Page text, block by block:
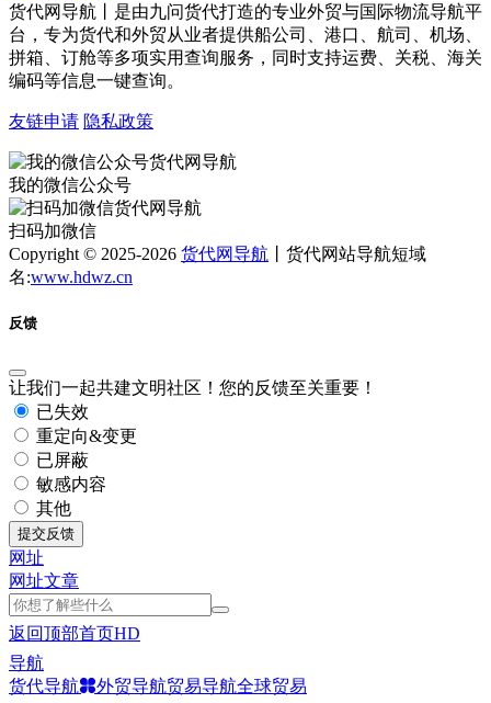
货代网导航丨是由九问货代打造的专业外贸与国际物流导航平
台，专为货代和外贸从业者提供船公司、港口、航司、机场、
拼箱、订舱等多项实用查询服务，同时支持运费、关税、海关
编码等信息一键查询。
友链申请 隐私政策
我的微信公众号
扫码加微信
Copyright © 2025-2026 货代网导航 丨货代网站导航短域
名:www.hdwz.cn
反馈
让我们一起共建文明社区！您的反馈至关重要！
已失效
重定向&变更
已屏蔽
敏感内容
其他
提交反馈
网址
网址文章
返回顶部首页HD
导航
货代导航
外贸导航贸易导航全球贸易